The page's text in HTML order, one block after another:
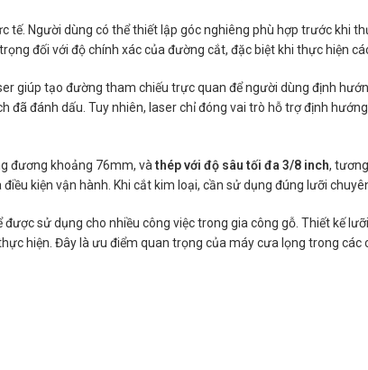
tế. Người dùng có thể thiết lập góc nghiêng phù hợp trước khi
đối với độ chính xác của đường cắt, đặc biệt khi thực hiện
giúp tạo đường tham chiếu trực quan để người dùng định
đánh dấu. Tuy nhiên, laser chỉ đóng vai trò hỗ trợ định
đương khoảng 76mm, vàthép với độ sâu tối đa 3/8 inch,
kiện vận hành. Khi cắt kim loại, cần sử dụng đúng lưỡi
được sử dụng cho nhiều công việc trong gia công gỗ. Thiết kế
hiện. Đây là ưu điểm quan trọng của máy cưa lọng trong các